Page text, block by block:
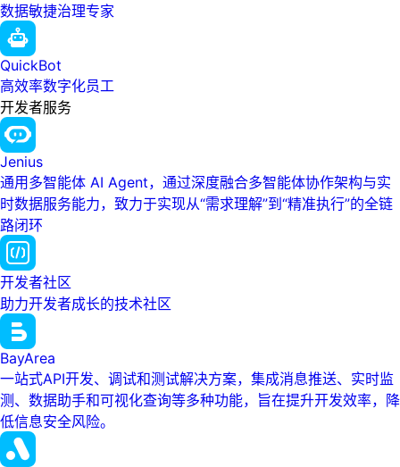
数据敏捷治理专家
QuickBot
高效率数字化员工
开发者服务
Jenius
通用多智能体 AI Agent，通过深度融合多智能体协作架构与实
时数据服务能力，致力于实现从“需求理解”到“精准执行”的全链
路闭环
开发者社区
助力开发者成长的技术社区
BayArea
一站式API开发、调试和测试解决方案，集成消息推送、实时监
测、数据助手和可视化查询等多种功能，旨在提升开发效率，降
低信息安全风险。